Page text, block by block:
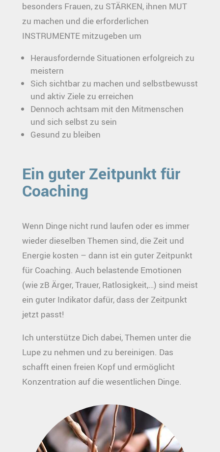
besonders Frauen, zu STÄRKEN, ihnen MUT
zu machen und die erforderlichen
INSTRUMENTE mitzugeben um
Herausfordernde Situationen erfolgreich zu
meistern
Sich sichtbar zu machen und selbstbewusst
und aktiv Ziele zu erreichen
Dennoch achtsam mit den Mitmenschen
und sich selbst zu sein
Gesund zu bleiben
Ein guter Zeitpunkt für
Coaching
Wenn Dinge nicht rund laufen oder es immer
wieder dieselben Themen sind, die Zeit und
Energie kosten – dann ist ein guter Zeitpunkt
für Coaching. Auch belastende Emotionen
(wie zB Ärger, Trauer, Ratlosigkeit,…) sind meist
ein guter Indikator dafür, dass der Zeitpunkt
jetzt passt!
Ich unterstütze Dich dabei, Themen unter die
Lupe zu nehmen und zu bereinigen. Das
schafft einen freien Kopf und ermöglicht
Konzentration auf die wesentlichen Dinge.